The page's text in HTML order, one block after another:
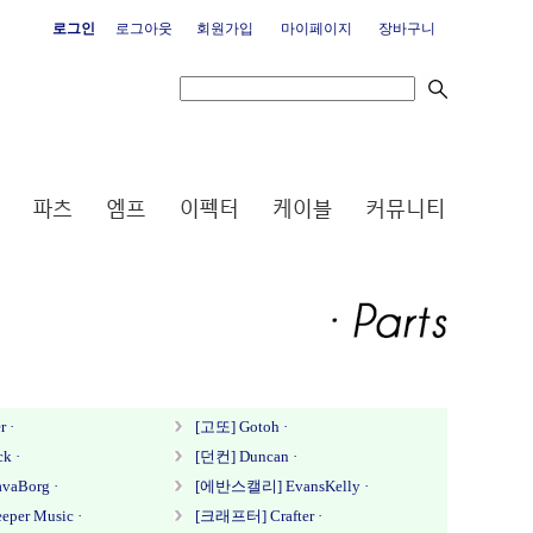
로그인 로그아웃 회원가입 마이페이지 장바구니
·
[고또] Gotoh ·
·
[던컨] Duncan ·
·
[에반스캘리] EvansKelly ·
Music ·
[크래프터] Crafter ·